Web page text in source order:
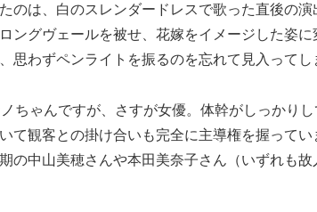
のは、白のスレンダードレスで歌った直後の
ングヴェールを被せ、花嫁をイメージした姿
思わずペンライトを振るのを忘れて見入ってし
ちゃんですが、さすが女優。体幹がしっかり
て観客との掛け合いも完全に主導権を握って
の中山美穂さんや本田美奈子さん（いずれも